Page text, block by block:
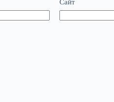
Сайт